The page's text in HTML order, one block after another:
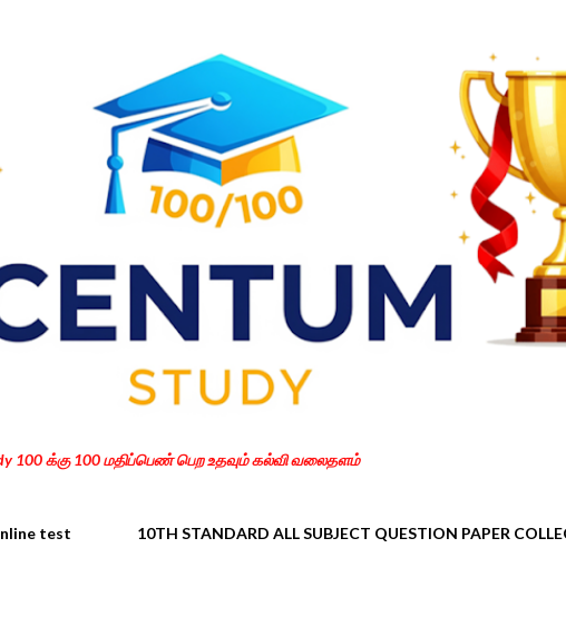
100 க்கு 100 மதிப்பெண் பெற உதவும் கல்வி வலைதளம்
test 10TH STANDARD ALL SUBJECT QUESTION PAPER